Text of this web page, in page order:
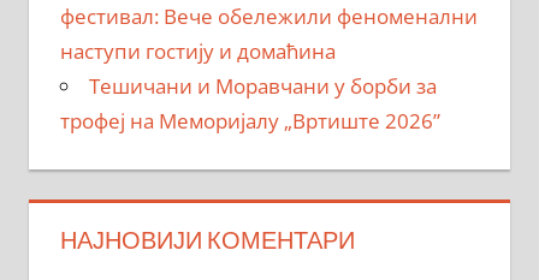
фестивал: Вече обележили феноменални
наступи гостију и домаћина
Тешичани и Моравчани у борби за
трофеј на Меморијалу „Вртиште 2026”
НАЈНОВИЈИ КОМЕНТАРИ